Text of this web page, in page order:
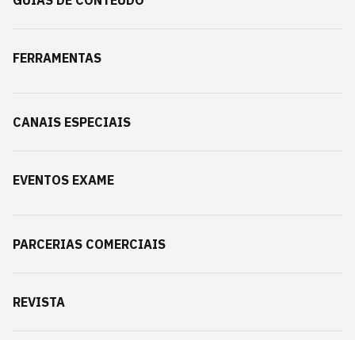
FERRAMENTAS
CANAIS ESPECIAIS
EVENTOS EXAME
PARCERIAS COMERCIAIS
REVISTA